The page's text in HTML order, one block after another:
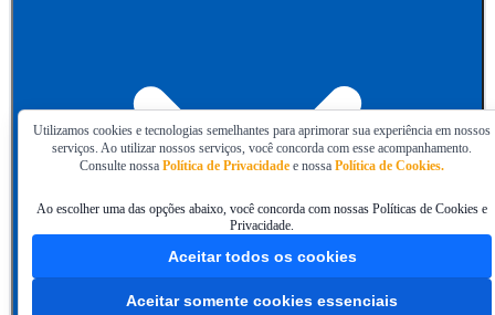
Utilizamos cookies e tecnologias semelhantes para aprimorar sua experiência em nossos
serviços. Ao utilizar nossos serviços, você concorda com esse acompanhamento.
Consulte nossa Política de Privacidade e nossa Política de Cookies.
Ao escolher uma das opções abaixo, você concorda com nossas Políticas de Cookies e
Privacidade.
Aceitar todos os cookies
Aceitar somente cookies essenciais